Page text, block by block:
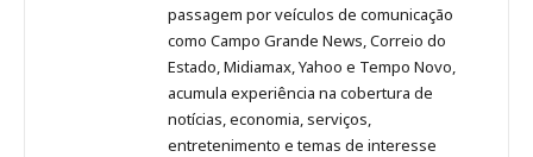
passagem por veículos de comunicação
como Campo Grande News, Correio do
Estado, Midiamax, Yahoo e Tempo Novo,
acumula experiência na cobertura de
notícias, economia, serviços,
entretenimento e temas de interesse